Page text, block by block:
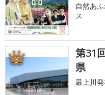
自然あ
ス
3
第31
県
最上川